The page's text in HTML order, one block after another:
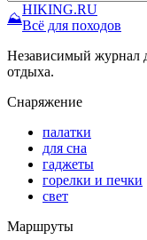
⛰
HIKING.RU
Всё для походов
Независимый журнал
отдыха.
Снаряжение
палатки
для сна
гаджеты
горелки и печки
свет
Маршруты